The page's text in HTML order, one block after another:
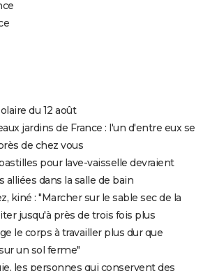
du 12 août
jardins de France : l'un d'entre eux se
de chez vous
pour lave-vaisselle devraient
alliées dans la salle de bain
kiné : "Marcher sur le sable sec de la
jusqu'à près de trois fois plus
le corps à travailler plus dur que
un sol ferme"
les personnes qui conservent des